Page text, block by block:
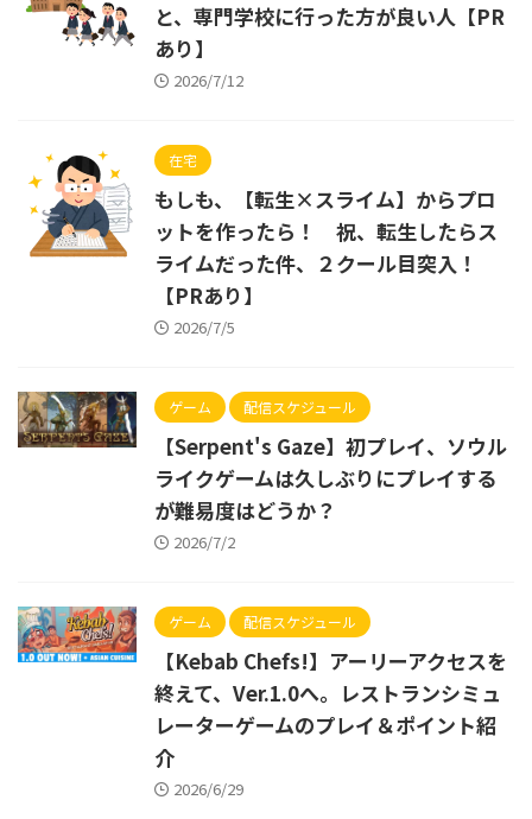
と、専門学校に行った方が良い人【PR
あり】
2026/7/12
在宅
もしも、【転生×スライム】からプロ
ットを作ったら！ 祝、転生したらス
ライムだった件、２クール目突入！
【PRあり】
2026/7/5
ゲーム 配信スケジュール
【Serpent's Gaze】初プレイ、ソウル
ライクゲームは久しぶりにプレイする
が難易度はどうか？
2026/7/2
ゲーム 配信スケジュール
【Kebab Chefs!】アーリーアクセスを
終えて、Ver.1.0へ。レストランシミュ
レーターゲームのプレイ＆ポイント紹
介
2026/6/29